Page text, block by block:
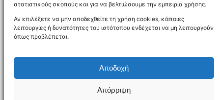
στατιστικούς σκοπούς και για να βελτιώσουμε την εμπειρία χρήσης.
Αν επιλέξετε να μην αποδεχθείτε τη χρήση cookies, κάποιες
λειτουργίες ή δυνατότητες του ιστότοπου ενδέχεται να μη λειτουργούν
όπως προβλέπεται.
Αποδοχή
Απόρριψη
NEWSLETTER
Δήλωση Προσβασιμότητας